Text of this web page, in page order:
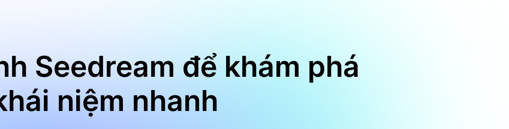
Seedream để khám phá
niệm nhanh